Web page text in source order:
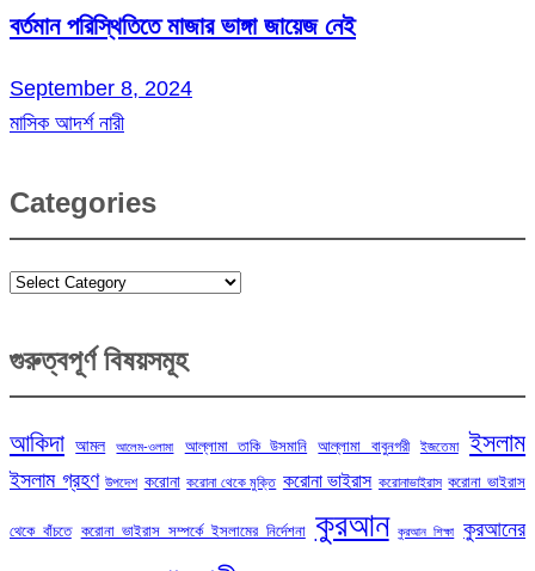
বর্তমান পরিস্থিতিতে মাজার ভাঙ্গা জায়েজ নেই
September 8, 2024
মাসিক আদর্শ নারী
Categories
Categories
গুরুত্বপূর্ণ বিষয়সমূহ
আকিদা আমল আলেম-ওলামা আল্লামা তাকি উসমানি আল্লামা বাবুনগরী ইজতেমা ইসলাম
ইসলাম গ্রহণ উপদেশ করোনা করোনা থেকে মুক্তি করোনা ভাইরাস করোনাভাইরাস করোনা ভাইরাস
থেকে বাঁচতে করোনা ভাইরাস সম্পর্কে ইসলামের নির্দেশনা কুরআন কুরআন শিক্ষা কুরআনের